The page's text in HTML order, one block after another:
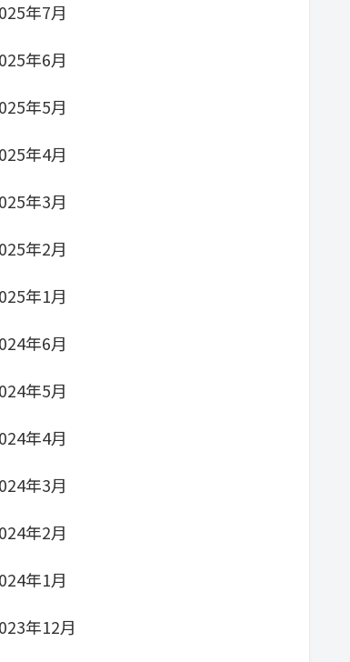
年7月
年6月
年5月
年4月
年3月
年2月
年1月
年6月
年5月
年4月
年3月
年2月
年1月
年12月